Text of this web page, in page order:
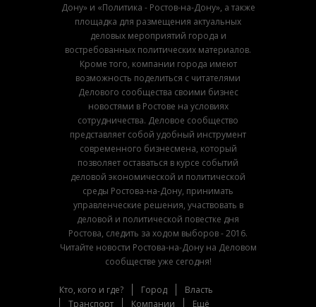
Дону» и «Политика - Ростов-на-Дону», а также
площадка для размещения актуальных
деловых мероприятий города и
востребованных политических материалов.
Кроме того, компании города имеют
возможность поделиться с читателями
Делового сообщества своими бизнес
новостями в Ростове на условиях
сотрудничества. Деловое сообщество
представляет собой удобный инструмент
современного бизнесмена, который
позволяет оставаться в курсе событий
деловой экономической и политической
среды Ростова-на-Дону, принимать
управленческие решения, участвовать в
деловой и политической повестке дня
Ростова, следить за ходом выборов - 2016.
Читайте новости Ростова-на-Дону на Деловом
сообществе уже сегодня!
Кто, кого и где? Город
Власть
Транспорт
Компании Ещё